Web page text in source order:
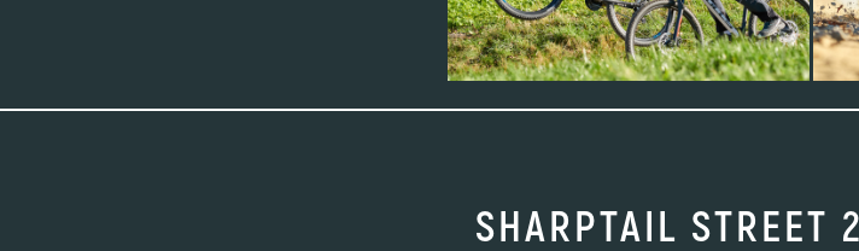
SHARPTAIL STREET